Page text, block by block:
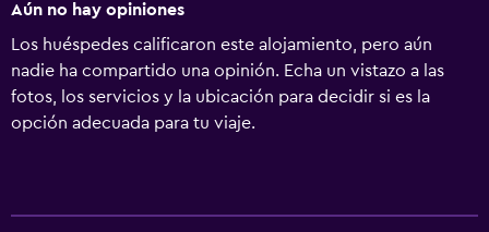
Aún no hay opiniones
Los huéspedes calificaron este alojamiento, pero aún
nadie ha compartido una opinión. Echa un vistazo a las
fotos, los servicios y la ubicación para decidir si es la
opción adecuada para tu viaje.